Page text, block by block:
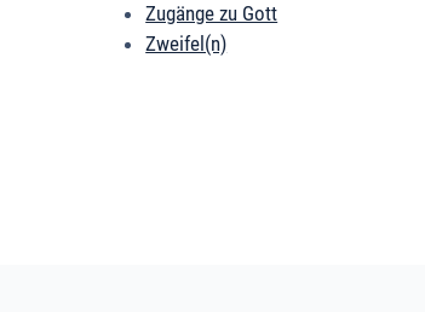
Zugänge zu Gott
Zweifel(n)